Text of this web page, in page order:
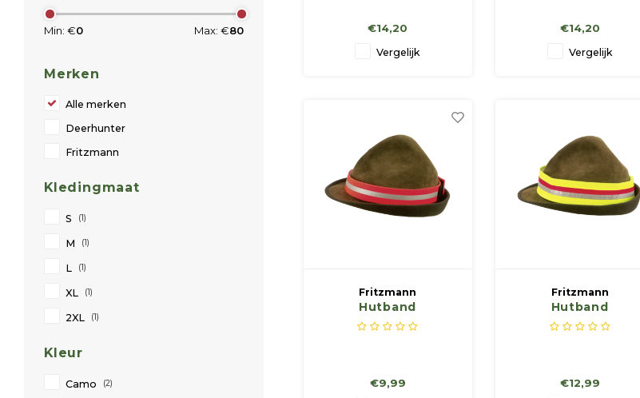
Min: €0 Max: €80
Merken
Alle merken
Deerhunter
Fritzmann
Kledingmaat
S (1)
M (1)
L (1)
XL (1)
2XL (1)
Kleur
Camo (2)
€14,20
Vergelijk
€14,20
Vergelijk
Fritzmann
Hutband
€9,99
Fritzmann
Hutband
€12,99